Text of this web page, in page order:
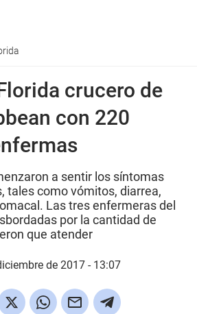
crucero de
con 220
a sentir los síntomas
tales como vómitos, diarrea,
Las tres enfermeras del
por la cantidad de
que atender
de 2017 - 13:07